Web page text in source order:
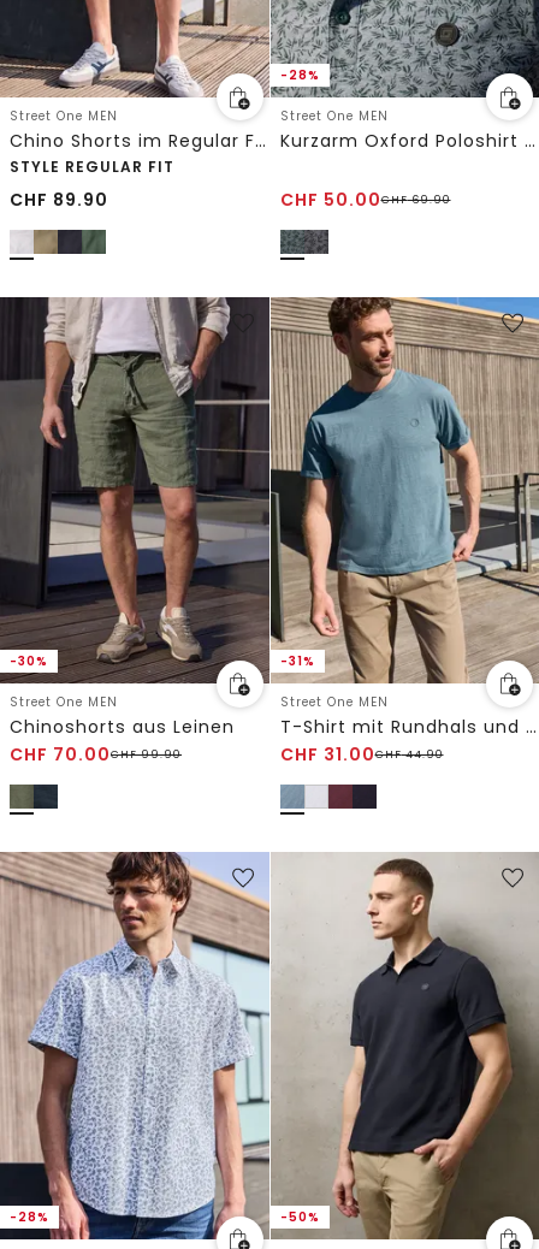
Street One MEN
Chino Shorts im Regular Fit mit Flexbund
STYLE REGULAR FIT
CHF 89.90
-28%
Street One MEN
Kurzarm Oxford Poloshirt mit Print
CHF 50.00CHF69.90
-30%
Street One MEN
Chinoshorts aus Leinen
CHF 70.00CHF99.90
-31%
Street One MEN
T-Shirt mit Rundhals und Turn-Up-Detail
CHF 31.00CHF44.90
-28% -50%